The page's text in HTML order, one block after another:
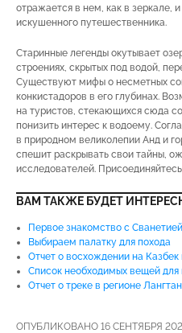
отражается в нем, как в зеркале,
искушенного путешественника.
Старинные легенды окутывает
строениях, скрытых под водой,
Существуют мифы о несметных
конкистадоров в его глубинах.
на туристов, стекающихся сюда
понизить интерес к водоему.
в природном великолепии Анд и
спешит раскрывать свои тайны,
исследователей.
ВАМ ТАКЖЕ БУДЕТ
Первое знакомство с
Выбираем палатку для похода
Отчет о восхождении на
Список необходимых вещей для
Отчет о треке в регионе
ОПУБЛИКОВАНО 16 СЕНТЯБРЯ